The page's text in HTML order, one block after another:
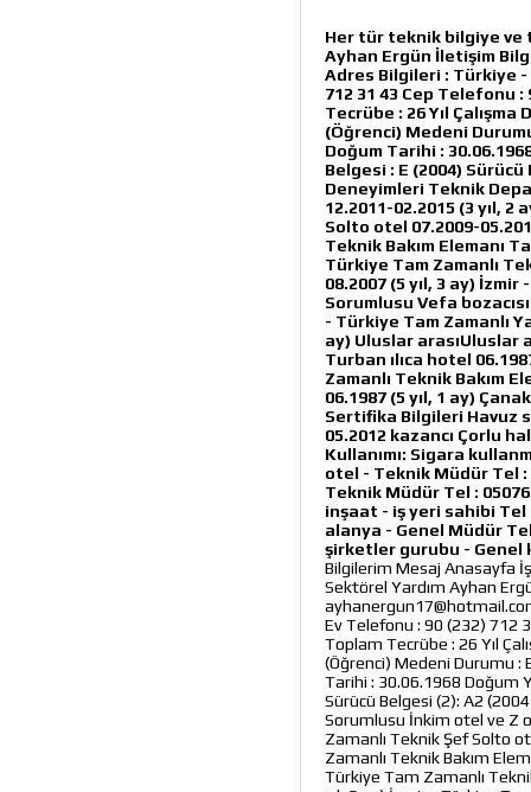
Her tür teknik bilgiye ve
Ayhan Ergün İletişim
Adres Bilgileri : Türkiye -
712 31 43 Cep Telefonu
Tecrübe : 26 Yıl Çalışma
(Öğrenci) Medeni
Doğum Tarihi :
Belgesi : E (2004)
Deneyimleri Teknik
12.2011-02.2015 (3 yıl,
Solto otel 07.2009-
Teknik Bakım Elemanı
Türkiye Tam Zamanlı
08.2007 (5 yıl, 3 ay)
Sorumlusu Vefa
- Türkiye Tam Zamanlı
ay) Uluslar arasıUluslar
Turban ılıca hotel
Zamanlı Teknik Bakım
06.1987 (5 yıl, 1 ay)
Sertifika Bilgileri Havuz
05.2012 kazancı Çorlu
Kullanımı: Sigara
otel - Teknik Müdür Tel :
Teknik Müdür Tel :
inşaat - iş yeri sahibi Tel
alanya - Genel Müdür
şirketler gurubu - Genel
Bilgilerim Mesaj Anasayfa
Sektörel Yardım Ayhan
Ev Telefonu : 90 (232) 712
Toplam Tecrübe : 26 Yıl
(Öğrenci) Medeni Durumu :
Tarihi : 30.06.1968 Doğum
Sürücü Belgesi (2): A2
Sorumlusu İnkim otel ve Z
Zamanlı Teknik Şef Solto
Zamanlı Teknik Bakım
Türkiye Tam Zamanlı